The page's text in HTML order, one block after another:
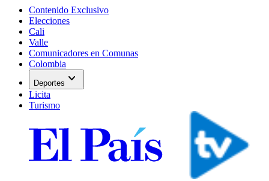
Contenido Exclusivo
Elecciones
Cali
Valle
Comunicadores en Comunas
Colombia
Deportes expand_more
Licita
Turismo